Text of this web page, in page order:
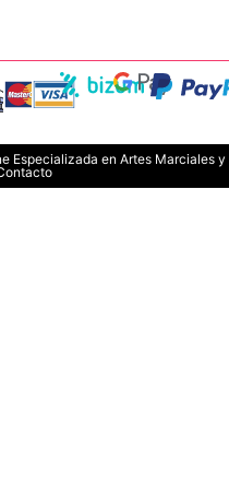
Especializada en Artes Marciales y